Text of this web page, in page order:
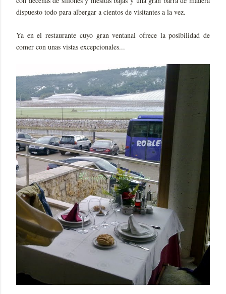
dispuesto todo para albergar a cientos de visitantes a la vez.
Ya en el restaurante cuyo gran ventanal ofrece la posibilidad de
comer con unas vistas excepcionales...